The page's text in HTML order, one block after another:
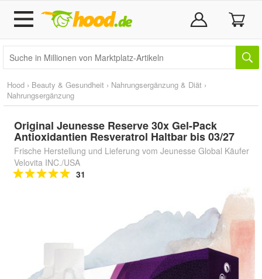
Hood › Beauty & Gesundheit › Nahrungsergänzung & Diät ›
Nahrungsergänzung
Original Jeunesse Reserve 30x Gel-Pack
Antioxidantien Resveratrol Haltbar bis 03/27
Frische Herstellung und Lieferung vom Jeunesse Global Käufer
Velovita INC./USA
31